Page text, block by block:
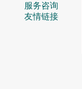
服务咨询
友情链接